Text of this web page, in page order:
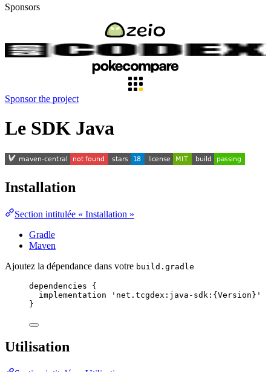
Sponsors
Sponsor the project
Le SDK Java
Installation
Section intitulée « Installation »
Gradle
Maven
Ajoutez la dépendance dans votre build.gradle
dependencies {
implementation
' net.tcgdex:java-sdk:{Version} '
}
Utilisation